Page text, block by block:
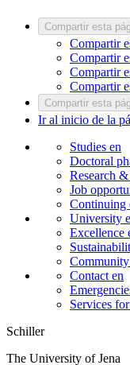
Compartir esta
Compartir
Compartir
Compartir
Compartir
Compartir esta
Ir al inicio de la
Studies en
Doctoral
Research
Job
Continuing
University
Excellence
Community
Contact en
Services
Schiller
The University of Jena